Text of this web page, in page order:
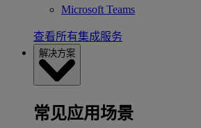
Microsoft Teams
查看所有集成服务
解决方案
常见应用场景